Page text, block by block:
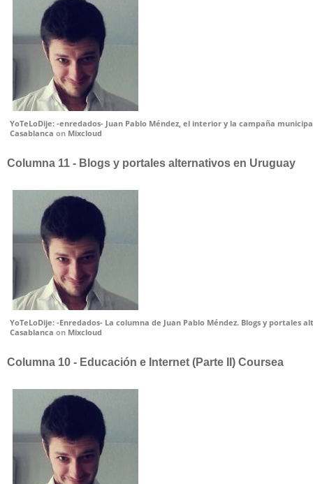
YoTeLoDije: -enredados- Juan Pablo Méndez, el interior y la campaña
Casablanca on Mixcloud
Columna 11 - Blogs y portales alternativos en Uruguay
YoTeLoDije: -Enredados- La columna de Juan Pablo Méndez. Blogs y portales
Casablanca on Mixcloud
Columna 10 - Educación e Internet (Parte II) Coursea